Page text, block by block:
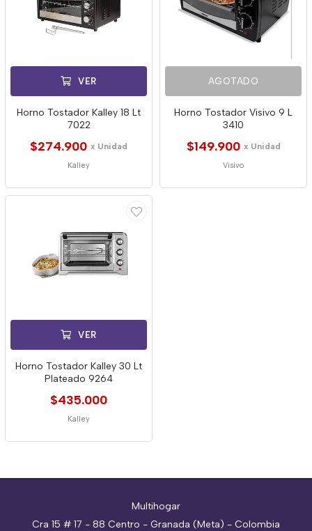
VER
Horno Tostador Kalley 18 Lt
7022
$274.900 x Unidad
Kalley
AGOTADO
Horno Tostador Visivo 9 L
3410
$149.900 x Unidad
Visivo
VER
Horno Tostador Kalley 30 Lt
Plateado 9264
$435.000
Kalley
Multihogar
Cra 15 # 17 - 88 Centro - Granada (Meta) - Colombia